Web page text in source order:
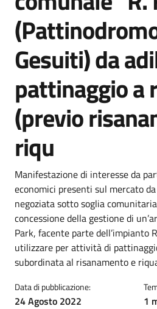
Gesuiti) da
pattinaggio a
(previo
riqu
Dettagli della
Manifestazione di interesse da
economici presenti sul mercato
negoziata sotto soglia
concessione della gestione di
Park, facente parte dell’impianto
utilizzare per attività di
subordinata al risanamento e
Data di pubblicazione:
24 Agosto 2022 1